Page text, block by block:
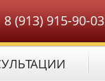
8 (913) 915-90-03